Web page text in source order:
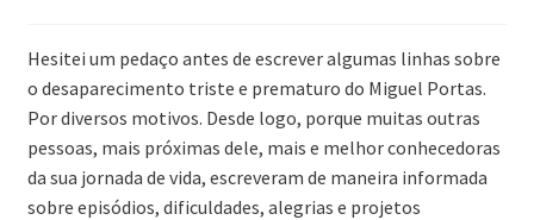
Hesitei um pedaço antes de escrever algumas linhas sobre
o desaparecimento triste e prematuro do Miguel Portas.
Por diversos motivos. Desde logo, porque muitas outras
pessoas, mais próximas dele, mais e melhor conhecedoras
da sua jornada de vida, escreveram de maneira informada
sobre episódios, dificuldades, alegrias e projetos